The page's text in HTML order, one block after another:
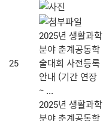
25
2025년 생활과학
분야 춘계공동학
술대회 사전등록
안내 (기간 연장
~ ...
2025년 생활과학
분야 춘계공동학